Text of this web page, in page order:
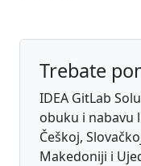
Trebate
IDEA GitLab
obuku i nabavu
Češkoj,
Makedoniji i